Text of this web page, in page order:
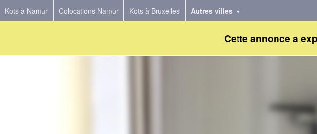
Kots à Namur Colocations Namur Kots à Bruxelles Autres villes
Cette annonce a